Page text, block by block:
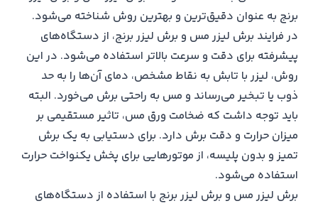
برنج به عنوان دقیق‌ترین و بهترین روش شناخته می‌شود.
در فرایند برش لیزر مس و برش لیزر برنج، از دستگاه‌های
پیشرفته برای دقت و سرعت بالاتر استفاده می‌شود. در این
روش، لیزر با تابش به نقاط مشخص، دمای آن‌ها را به حد
ذوب یا تبخیر می‌رساند و مس به راحتی برش می‌خورد. البته
باید توجه داشت که ضخامت ورق مس، تاثیر مستقیمی بر
میزان حرارت و دقت برش دارد. برای دستیابی به یک برش
تمیز و بدون پلیسه، از موتورهایی برای پخش یکنواخت حرارت
استفاده می‌شود.
برش لیزر مس و برش لیزر برنج با استفاده از دستگاه‌های